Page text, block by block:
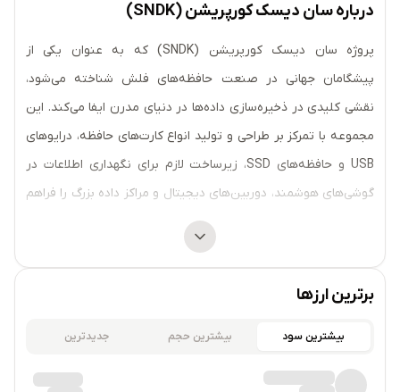
درباره سان دیسک کورپریشن (SNDK)
پروژه سان دیسک کورپریشن (SNDK) که به عنوان یکی از
پیشگامان جهانی در صنعت حافظه‌های فلش شناخته می‌شود،
نقشی کلیدی در ذخیره‌سازی داده‌ها در دنیای مدرن ایفا می‌کند. این
مجموعه با تمرکز بر طراحی و تولید انواع کارت‌های حافظه، درایوهای
USB و حافظه‌های SSD، زیرساخت لازم برای نگهداری اطلاعات در
گوشی‌های هوشمند، دوربین‌های دیجیتال و مراکز داده بزرگ را فراهم
تکنولوژی‌های ذخیره‌سازی غیرفرار، به اپلیکیشن‌ها و دستگاه‌های
امنیت پایدار جابجا و ذخیره کنند. اکوسیستم این شرکت با حل
چالش محدودیت فضا در دنیای دیجیتال، لایه زیربنایی قدرتمندی را
برای مدیریت محتوا در سطح جهانی ایجاد کرده است.
برترین ارزها
بیشترین سود بیشترین حجم جدیدترین